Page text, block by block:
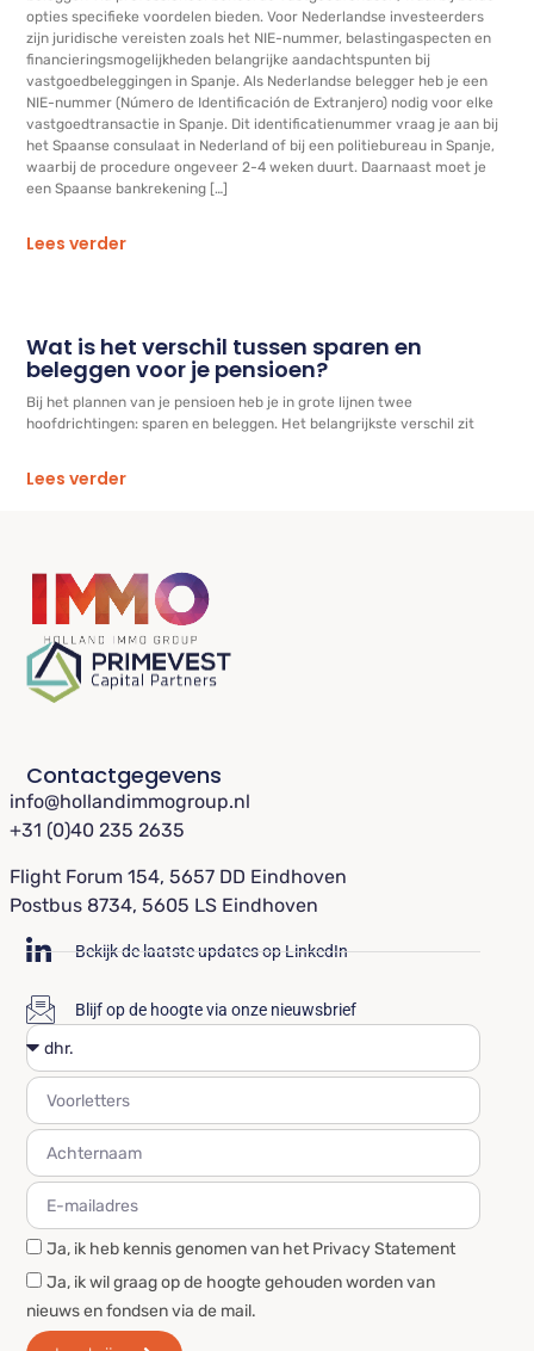
opties specifieke voordelen bieden. Voor Nederlandse investeerders
zijn juridische vereisten zoals het NIE-nummer, belastingaspecten en
financieringsmogelijkheden belangrijke aandachtspunten bij
vastgoedbeleggingen in Spanje. Als Nederlandse belegger heb je een
NIE-nummer (Número de Identificación de Extranjero) nodig voor elke
vastgoedtransactie in Spanje. Dit identificatienummer vraag je aan bij
het Spaanse consulaat in Nederland of bij een politiebureau in Spanje,
waarbij de procedure ongeveer 2-4 weken duurt. Daarnaast moet je
een Spaanse bankrekening […]
Lees verder
Wat is het verschil tussen sparen en
beleggen voor je pensioen?
Bij het plannen van je pensioen heb je in grote lijnen twee
hoofdrichtingen: sparen en beleggen. Het belangrijkste verschil zit
Lees verder
Contactgegevens
info@hollandimmogroup.nl
+31 (0)40 235 2635
Flight Forum 154, 5657 DD Eindhoven
Postbus 8734, 5605 LS Eindhoven
Bekijk de laatste updates op LinkedIn
Blijf op de hoogte via onze nieuwsbrief
Ja, ik heb kennis genomen van het Privacy Statement
Ja, ik wil graag op de hoogte gehouden worden van
nieuws en fondsen via de mail.